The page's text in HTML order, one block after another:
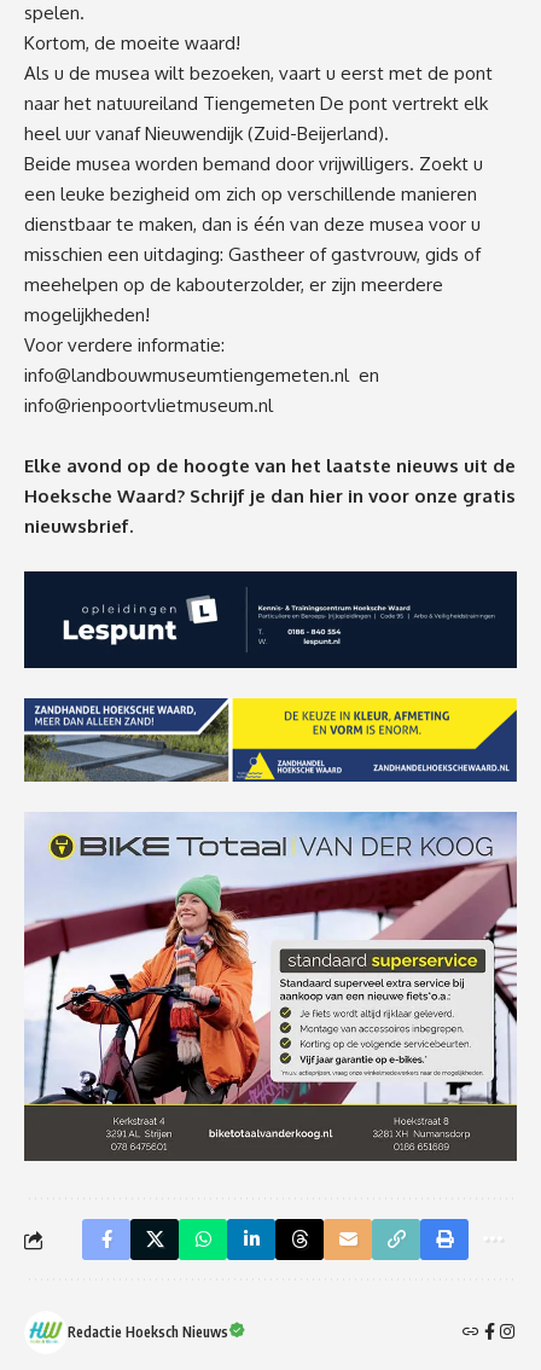
spelen.
Kortom, de moeite waard!
Als u de musea wilt bezoeken, vaart u eerst met de pont
naar het natuureiland Tiengemeten De pont vertrekt elk
heel uur vanaf Nieuwendijk (Zuid-Beijerland).
Beide musea worden bemand door vrijwilligers. Zoekt u
een leuke bezigheid om zich op verschillende manieren
dienstbaar te maken, dan is één van deze musea voor u
misschien een uitdaging: Gastheer of gastvrouw, gids of
meehelpen op de kabouterzolder, er zijn meerdere
mogelijkheden!
Voor verdere informatie:
info@landbouwmuseumtiengemeten.nlen
info@rienpoortvlietmuseum.nl
Elke avond op de hoogte van het laatste nieuws uit de
Hoeksche Waard? Schrijf je dan hier in voor onze gratis
nieuwsbrief.
Redactie Hoeksch Nieuws